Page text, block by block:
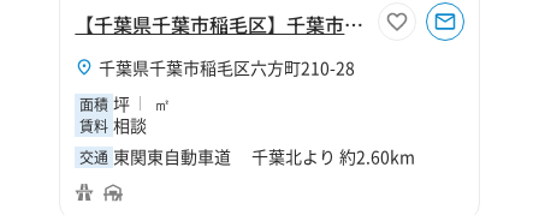
【千葉県千葉市稲毛区】千葉市稲毛区六方町倉庫
千葉県千葉市稲毛区六方町210-28
面積 坪 ㎡
賃料 相談
交通 東関東自動車道 千葉北より 約2.60km